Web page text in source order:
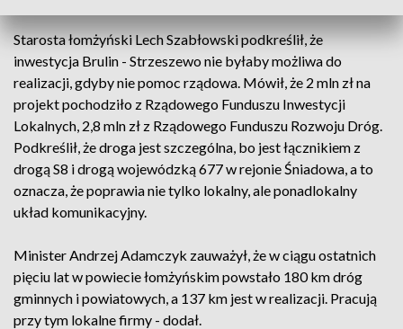
Starosta łomżyński Lech Szabłowski podkreślił, że
inwestycja Brulin - Strzeszewo nie byłaby możliwa do
realizacji, gdyby nie pomoc rządowa. Mówił, że 2 mln zł na
projekt pochodziło z Rządowego Funduszu Inwestycji
Lokalnych, 2,8 mln zł z Rządowego Funduszu Rozwoju Dróg.
Podkreślił, że droga jest szczególna, bo jest łącznikiem z
drogą S8 i drogą wojewódzką 677 w rejonie Śniadowa, a to
oznacza, że poprawia nie tylko lokalny, ale ponadlokalny
układ komunikacyjny.
Minister Andrzej Adamczyk zauważył, że w ciągu ostatnich
pięciu lat w powiecie łomżyńskim powstało 180 km dróg
gminnych i powiatowych, a 137 km jest w realizacji. Pracują
przy tym lokalne firmy - dodał.